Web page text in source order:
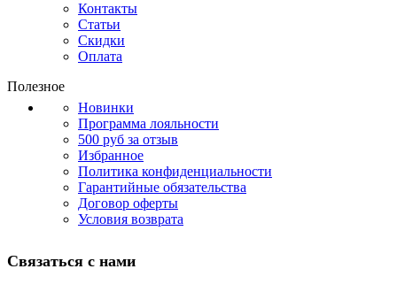
Контакты
Статьи
Скидки
Оплата
Полезное
Новинки
Программа лояльности
500 руб за отзыв
Избранное
Политика конфиденциальности
Гарантийные обязательства
Договор оферты
Условия возврата
Связаться с нами